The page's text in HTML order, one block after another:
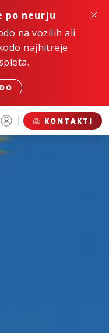
po neurju
na vozilih ali
najhitreje
KONTAKTI